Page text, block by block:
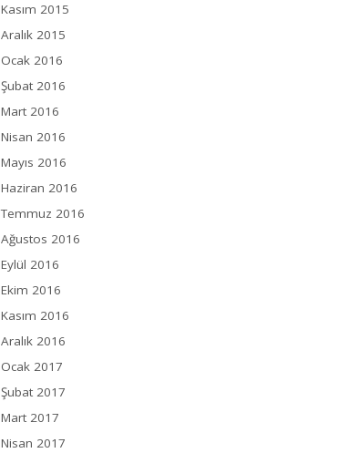
Kasım 2015
Aralık 2015
Ocak 2016
Şubat 2016
Mart 2016
Nisan 2016
Mayıs 2016
Haziran 2016
Temmuz 2016
Ağustos 2016
Eylül 2016
Ekim 2016
Kasım 2016
Aralık 2016
Ocak 2017
Şubat 2017
Mart 2017
Nisan 2017